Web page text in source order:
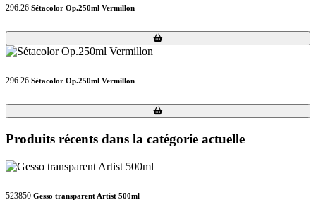
296.26 Sétacolor Op.250ml Vermillon
Loading...
Loading...
296.26 Sétacolor Op.250ml Vermillon
Loading...
Loading...
Produits récents dans la catégorie actuelle
523850 Gesso transparent Artist 500ml